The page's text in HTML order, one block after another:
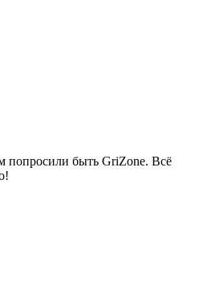
попросили быть GriZone. Всё